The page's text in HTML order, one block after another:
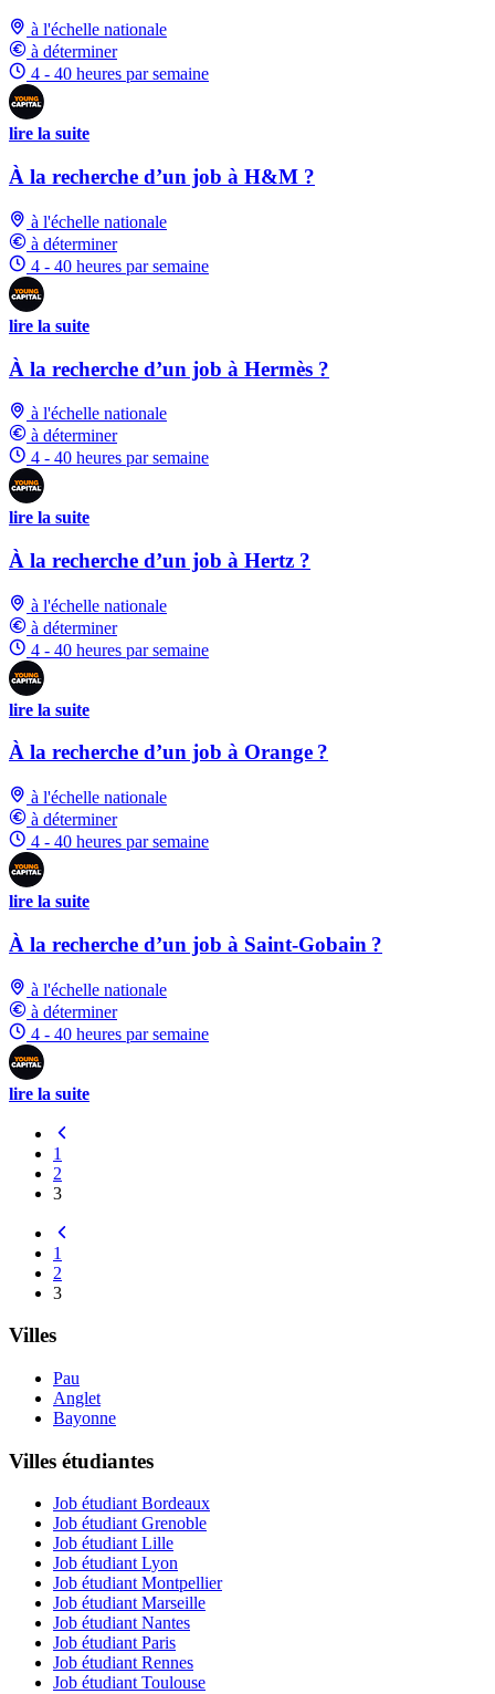
à l'échelle nationale
à déterminer
4 - 40 heures par semaine
lire la suite
À la recherche d’un job à H&M ?
à l'échelle nationale
à déterminer
4 - 40 heures par semaine
lire la suite
À la recherche d’un job à Hermès ?
à l'échelle nationale
à déterminer
4 - 40 heures par semaine
lire la suite
À la recherche d’un job à Hertz ?
à l'échelle nationale
à déterminer
4 - 40 heures par semaine
lire la suite
À la recherche d’un job à Orange ?
à l'échelle nationale
à déterminer
4 - 40 heures par semaine
lire la suite
À la recherche d’un job à Saint-Gobain ?
à l'échelle nationale
à déterminer
4 - 40 heures par semaine
lire la suite
1
2
3
1
2
3
Villes
Pau
Anglet
Bayonne
Villes étudiantes
Job étudiant Bordeaux
Job étudiant Grenoble
Job étudiant Lille
Job étudiant Lyon
Job étudiant Montpellier
Job étudiant Marseille
Job étudiant Nantes
Job étudiant Paris
Job étudiant Rennes
Job étudiant Toulouse